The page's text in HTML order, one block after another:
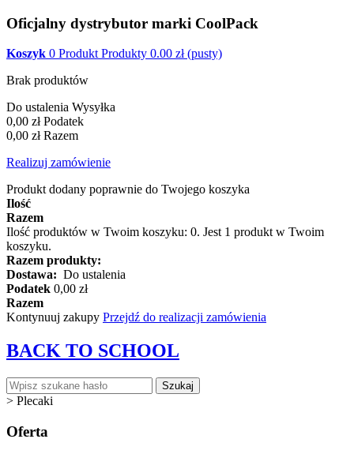
Oficjalny dystrybutor marki CoolPack
Koszyk 0 Produkt Produkty 0.00 zł (pusty)
Brak produktów
Do ustalenia Wysyłka
0,00 zł Podatek
0,00 zł Razem
Realizuj zamówienie
Produkt dodany poprawnie do Twojego koszyka
Ilość
Razem
Ilość produktów w Twoim koszyku: 0. Jest 1 produkt w Twoim
koszyku.
Razem produkty:
Dostawa: Do ustalenia
Podatek 0,00 zł
Razem
Kontynuuj zakupy Przejdź do realizacji zamówienia
BACK TO SCHOOL
Szukaj
> Plecaki
Oferta